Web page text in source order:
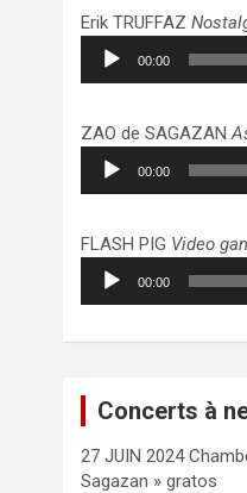
Erik TRUFFAZ
Lecteur
audio
00:00
ZAO de SAGAZAN
Lecteur
audio
00:00
FLASH PIG Video
Lecteur
audio
00:00
Concerts à
27 JUIN 2024
Sagazan » gratos